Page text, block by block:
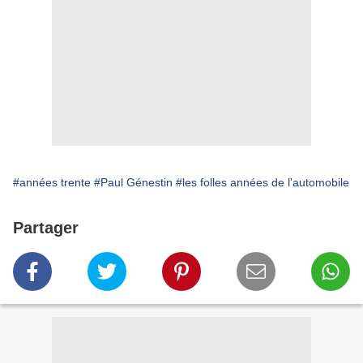
#années trente #Paul Génestin #les folles années de l'automobile
Partager